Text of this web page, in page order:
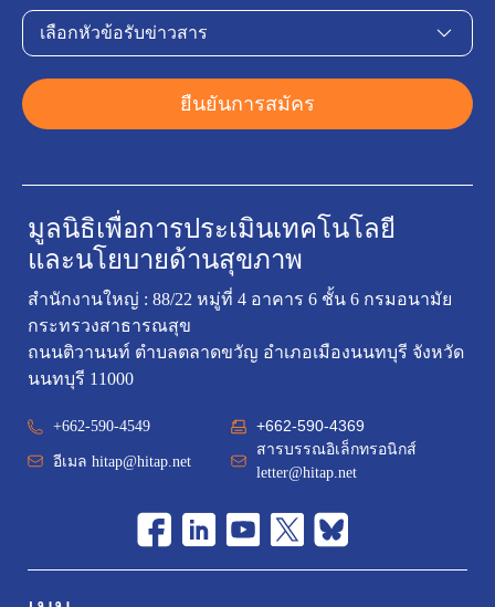
มูลนิธิเพื่อการประเมินเทคโนโลยี
และนโยบายด้านสุขภาพ
สำนักงานใหญ่ : 88/22 หมู่ที่ 4 อาคาร 6 ชั้น 6 กรมอนามัย
กระทรวงสาธารณสุข
ถนนติวานนท์ ตำบลตลาดขวัญ อำเภอเมืองนนทบุรี จังหวัด
นนทบุรี 11000
+662-590-4549 +662-590-4369
อีเมล hitap@hitap.net
สารบรรณอิเล็กทรอนิกส์
letter@hitap.net
เลือกหัวข้อรับข่าวสาร
ยืนยันการสมัคร